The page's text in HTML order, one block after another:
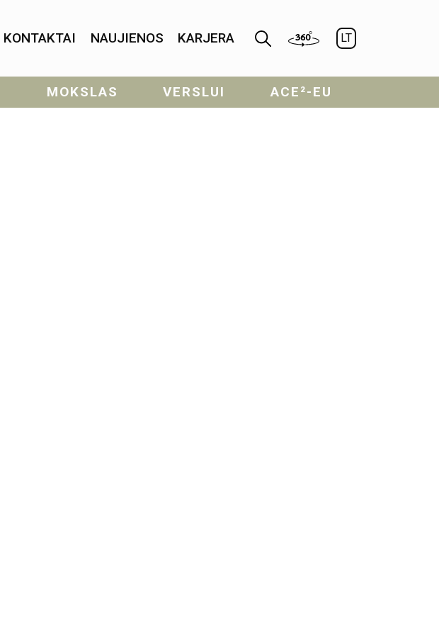
KONTAKTAI NAUJIENOS KARJERA LT
MOKSLAS VERSLUI ACE²-EU